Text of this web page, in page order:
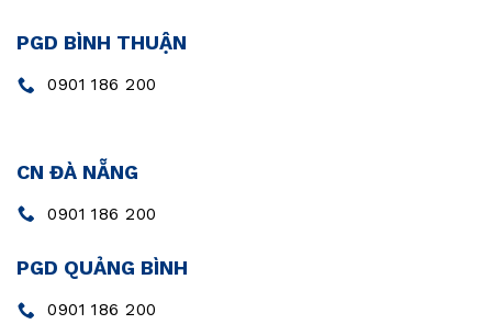
PGD BÌNH THUẬN
0901 186 200
CN ĐÀ NẴNG
0901 186 200
PGD QUẢNG BÌNH
0901 186 200